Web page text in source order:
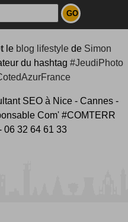
le blog lifestylede Simon
du hashtag #JeudiPhoto
SEO à Nice - Cannes -
Com' #COMTERR
06 32 64 61 33